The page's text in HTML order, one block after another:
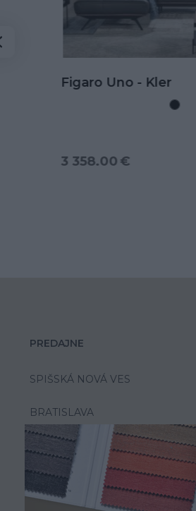
Kožená rohová
rozkladom na spanie
3 802.00 €
PREDAJNE
SPIŠSKÁ NOVÁ VES
BRATISLAVA